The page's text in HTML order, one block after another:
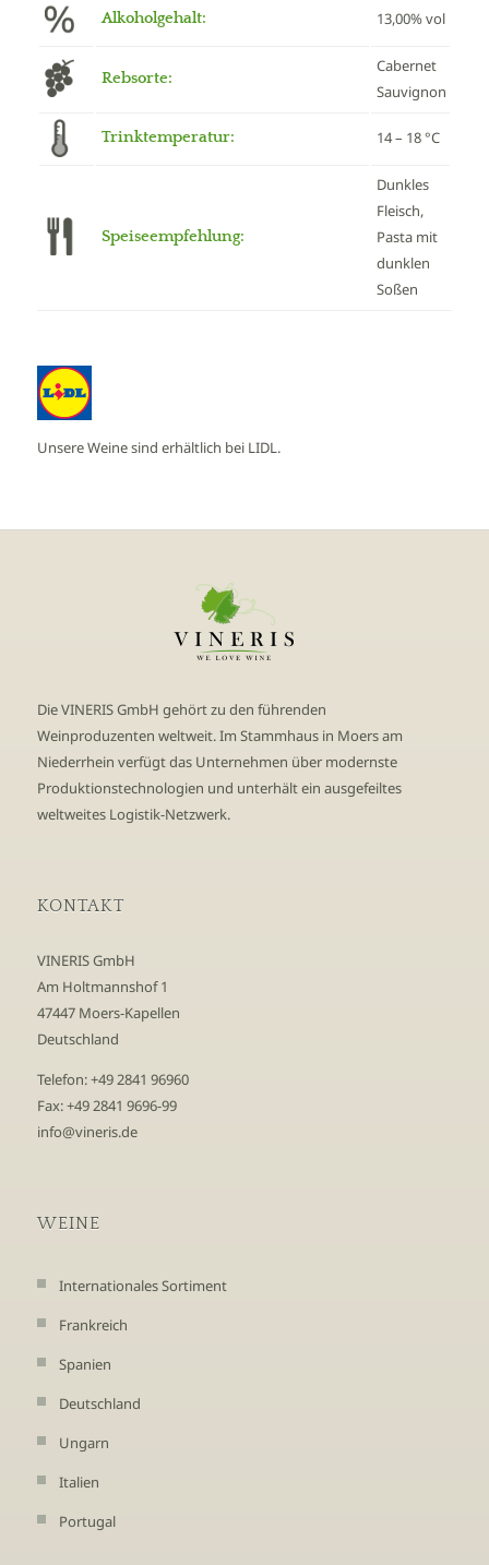
Alkoholgehalt: 13,00% vol
Rebsorte:
Cabernet
Sauvignon
Trinktemperatur: 14 – 18 °C
Speiseempfehlung:
Dunkles
Fleisch,
Pasta mit
dunklen
Soßen
Unsere Weine sind erhältlich bei LIDL.
Die VINERIS GmbH gehört zu den führenden
Weinproduzenten weltweit. Im Stammhaus in Moers am
Niederrhein verfügt das Unternehmen über modernste
Produktionstechnologien und unterhält ein ausgefeiltes
weltweites Logistik-Netzwerk.
KONTAKT
VINERIS GmbH
Am Holtmannshof 1
47447 Moers-Kapellen
Deutschland
Telefon: +49 2841 96960
Fax: +49 2841 9696-99
info@vineris.de
WEINE
Internationales Sortiment
Frankreich
Spanien
Deutschland
Ungarn
Italien
Portugal